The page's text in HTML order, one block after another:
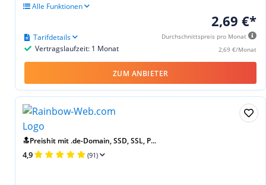
Alle Funktionen
2,69 €*
Durchschnittspreis pro Monat
2,69 €/Monat
Vertragslaufzeit: 1 Monat
Tarifdetails
ZUM ANBIETER
🔝Preishit mit .de-Domain, SSD, SSL, P...
4,9 (91)